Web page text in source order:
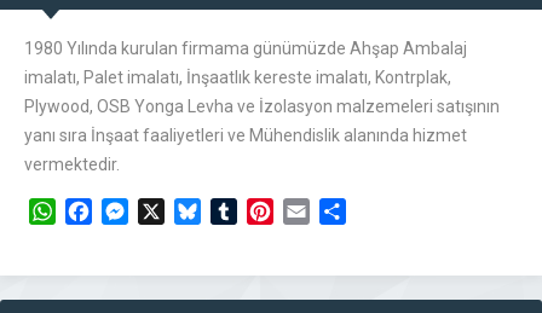
1980 Yılında kurulan firmama günümüzde Ahşap Ambalaj
imalatı, Palet imalatı, İnşaatlık kereste imalatı, Kontrplak,
Plywood, OSB Yonga Levha ve İzolasyon malzemeleri satışının
yanı sıra İnşaat faaliyetleri ve Mühendislik alanında hizmet
vermektedir.
WhatsAppFacebookMessengerBlueskyTumblrPinterest
Email